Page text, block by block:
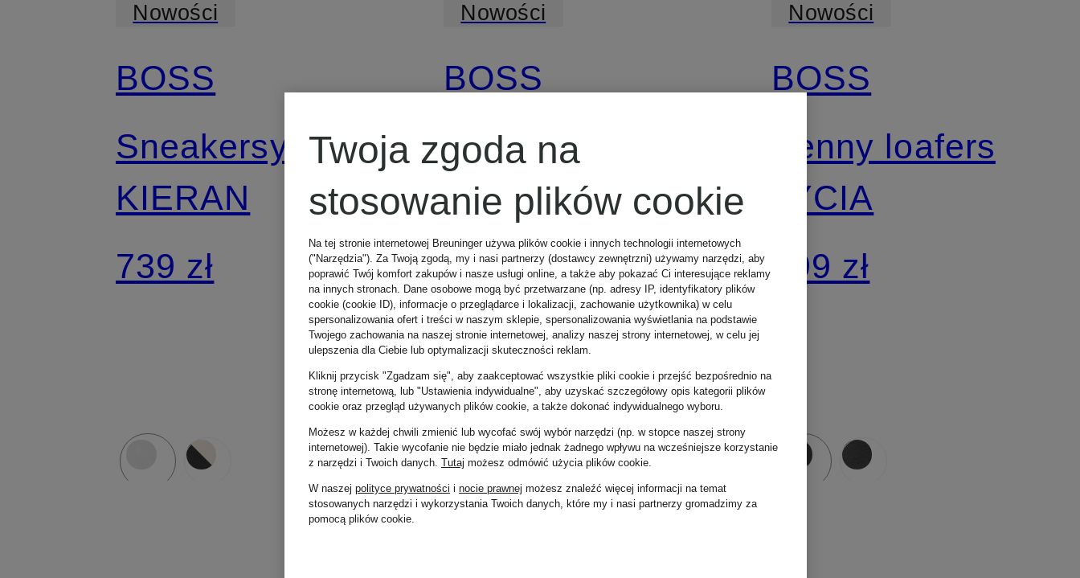
Nowości
BOSS
Sneakersy
KIERAN
739 zł
Nowości
BOSS
Sneakersy
lakierowane
KIERAN
799 zł
Nowości
BOSS
Penny loafers
LYCIA
899 zł
Twoja zgoda na
stosowanie plików cookie
Na tej stronie internetowej Breuninger używa plików cookie i innych technologii internetowych
("Narzędzia"). Za Twoją zgodą, my i nasi partnerzy (dostawcy zewnętrzni) używamy narzędzi, aby
poprawić Twój komfort zakupów i nasze usługi online, a także aby pokazać Ci interesujące reklamy
na innych stronach. Dane osobowe mogą być przetwarzane (np. adresy IP, identyfikatory plików
cookie (cookie ID), informacje o przeglądarce i lokalizacji, zachowanie użytkownika) w celu
spersonalizowania ofert i treści w naszym sklepie, spersonalizowania wyświetlania na podstawie
Twojego zachowania na naszej stronie internetowej, analizy naszej strony internetowej, w celu jej
ulepszenia dla Ciebie lub optymalizacji skuteczności reklam.
Kliknij przycisk "Zgadzam się", aby zaakceptować wszystkie pliki cookie i przejść bezpośrednio na
stronę internetową, lub "Ustawienia indywidualne", aby uzyskać szczegółowy opis kategorii plików
cookie oraz przegląd używanych plików cookie, a także dokonać indywidualnego wyboru.
Możesz w każdej chwili zmienić lub wycofać swój wybór narzędzi (np. w stopce naszej strony
internetowej). Takie wycofanie nie będzie miało jednak żadnego wpływu na wcześniejsze korzystanie
z narzędzi i Twoich danych. Tutaj możesz odmówić użycia plików cookie.
W naszej polityce prywatności i nocie prawnej możesz znaleźć więcej informacji na temat
stosowanych narzędzi i wykorzystania Twoich danych, które my i nasi partnerzy gromadzimy za
pomocą plików cookie.